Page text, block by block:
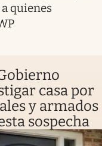
quienes
casa por
y armados
sospecha